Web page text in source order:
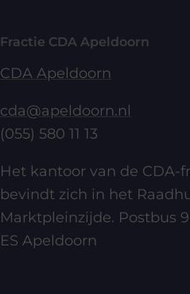
Fractie CDA Apeldoorn
CDA Apeldoorn
cda@apeldoorn.nl
(055) 580 11 13
Het kantoor van de CDA-
bevindt zich in het
Marktpleinzijde. Postbus
ES Apeldoorn